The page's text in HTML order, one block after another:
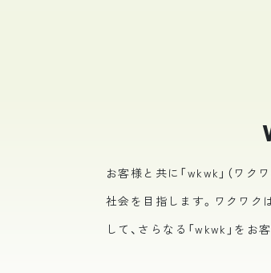
お客様と共に「wkwk」（ワク
社会を目指します。ワクワク
して、さらなる「wkwk」をお